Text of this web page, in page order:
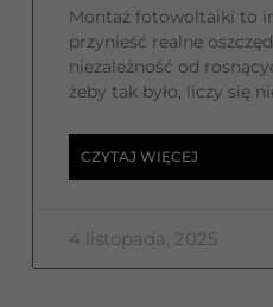
Montaż fotowoltaiki to
przynieść realne
niezależność od
żeby tak było, liczy się
CZYTAJ WIĘCEJ
4 listopada, 2025